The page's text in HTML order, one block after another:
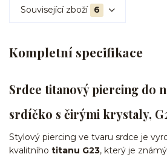
Související zboží 6
Kompletní specifikace
Srdce titanový piercing do
srdíčko s čirými krystaly,
Stylový piercing ve tvaru srdce je
kvalitního titanu G23, který je